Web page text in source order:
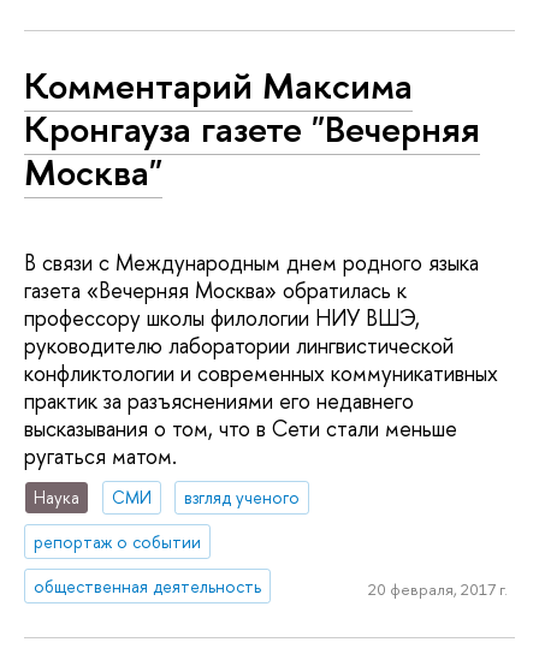
Комментарий Максима
Кронгауза газете "Вечерняя
Москва"
В связи с Международным днем родного языка
газета «Вечерняя Москва» обратилась к
профессору школы филологии НИУ ВШЭ,
руководителю лаборатории лингвистической
конфликтологии и современных коммуникативных
практик за разъяснениями его недавнего
высказывания о том, что в Сети стали меньше
ругаться матом.
Наука СМИ
взгляд ученого
репортаж о событии
общественная деятельность
20 февраля, 2017 г.